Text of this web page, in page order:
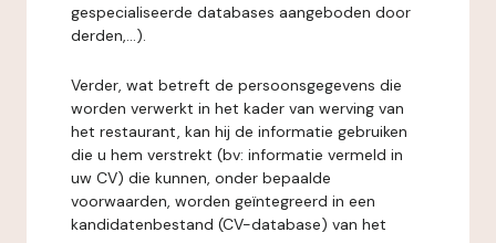
gespecialiseerde databases aangeboden door
derden,...).
Verder, wat betreft de persoonsgegevens die
worden verwerkt in het kader van werving van
het restaurant, kan hij de informatie gebruiken
die u hem verstrekt (bv: informatie vermeld in
uw CV) die kunnen, onder bepaalde
voorwaarden, worden geïntegreerd in een
kandidatenbestand (CV-database) van het